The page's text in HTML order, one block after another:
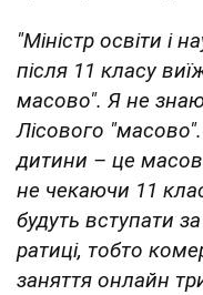
"Міністр освіти і
після 11 класу
масово". Я не
Лісового
дитини – це
не чекаючи 11
будуть вступати
ратиці, тобто
заняття онлайн